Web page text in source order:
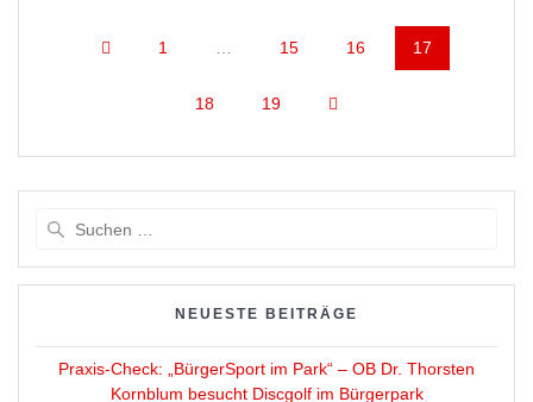
Seite
1 … Seite
15 Seite
16 Seite
17
Seite
18 Seite
19
NEUESTE BEITRÄGE
Praxis-Check: „BürgerSport im Park“ – OB Dr. Thorsten
Kornblum besucht Discgolf im Bürgerpark